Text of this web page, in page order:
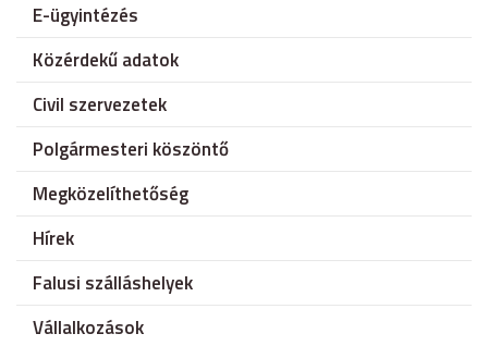
E-ügyintézés
Közérdekű adatok
Civil szervezetek
Polgármesteri köszöntő
Megközelíthetőség
Hírek
Falusi szálláshelyek
Vállalkozások